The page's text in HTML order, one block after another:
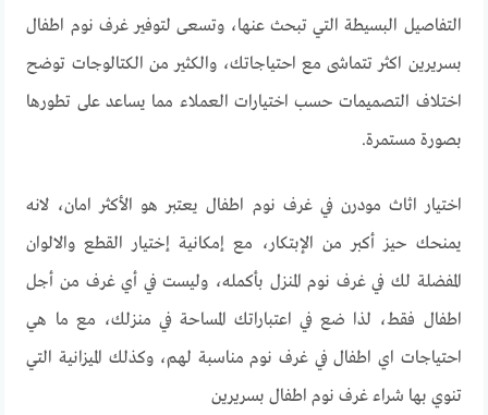
التفاصيل البسيطة التي تبحث عنها، وتسعى لتوفير غرف نوم اطفال
بسريرين اكثر تتماشى مع احتياجاتك، والكثير من الكتالوجات توضح
اختلاف التصميمات حسب اختيارات العملاء مما يساعد على تطورها
بصورة مستمرة.
اختيار اثاث مودرن في غرف نوم اطفال يعتبر هو الأكثر امان، لانه
يمنحك حيز أكبر من الإبتكار، مع إمكانية إختيار القطع والالوان
المفضلة لك في غرف نوم المنزل بأكمله، وليست في أي غرف من أجل
اطفال فقط، لذا ضع في اعتباراتك المساحة في منزلك، مع ما هي
احتياجات اي اطفال في غرف نوم مناسبة لهم، وكذلك الميزانية التي
تنوي بها شراء غرف نوم اطفال بسريرين